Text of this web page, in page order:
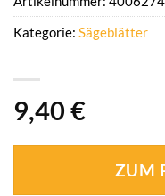
9,40 €
ZUM
Kategorie: Sägeblätter